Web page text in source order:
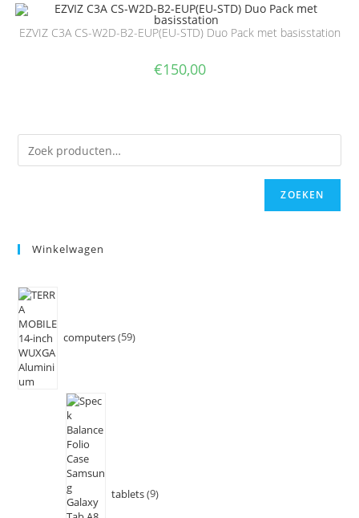
EZVIZ C3A CS-W2D-B2-EUP(EU-STD) Duo Pack met basisstation
€150,00
ZOEKEN
Winkelwagen
computers 59
tablets 9